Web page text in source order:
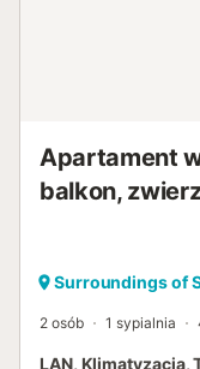
Apartament
balkon,
Surroundings of
2 osób 1 sypialnia
LAN, Klimatyzacja,